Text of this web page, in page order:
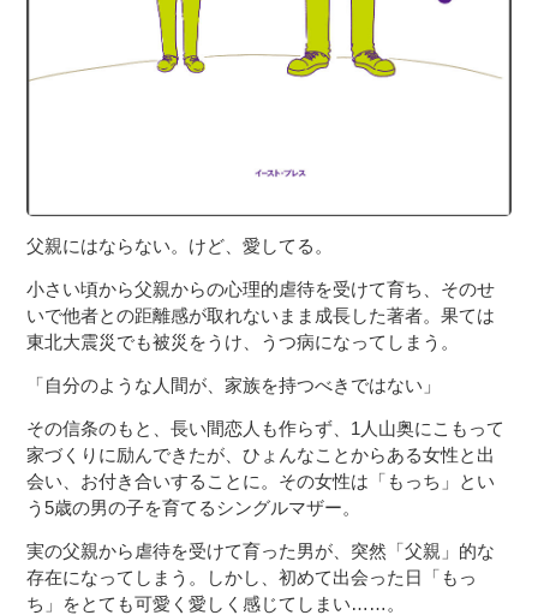
父親にはならない。けど、愛してる。
小さい頃から父親からの心理的虐待を受けて育ち、そのせ
いで他者との距離感が取れないまま成長した著者。果ては
東北大震災でも被災をうけ、うつ病になってしまう。
「自分のような人間が、家族を持つべきではない」
その信条のもと、長い間恋人も作らず、1人山奥にこもって
家づくりに励んできたが、ひょんなことからある女性と出
会い、お付き合いすることに。その女性は「もっち」とい
う5歳の男の子を育てるシングルマザー。
実の父親から虐待を受けて育った男が、突然「父親」的な
存在になってしまう。しかし、初めて出会った日「もっ
ち」をとても可愛く愛しく感じてしまい……。